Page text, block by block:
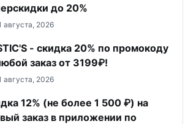
до 20%
августа, 2026
- скидка 20% по промокоду
заказ от 3199₽!
августа, 2026
12% (не более 1 500 ₽) на
заказ в приложении по